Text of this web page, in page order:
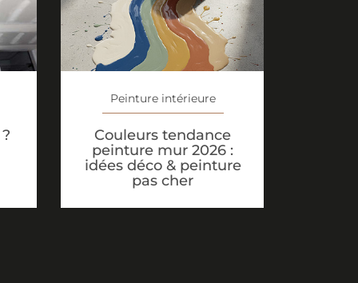
Peinture intérieure
Couleurs tendance
peinture mur 2026 :
idées déco & peinture
pas cher